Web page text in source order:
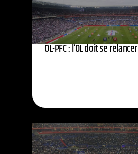
OL-PFC : l’OL doit se relancer